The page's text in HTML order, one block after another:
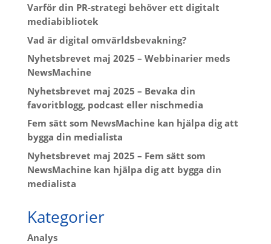
Varför din PR-strategi behöver ett digitalt
mediabibliotek
Vad är digital omvärldsbevakning?
Nyhetsbrevet maj 2025 – Webbinarier meds
NewsMachine
Nyhetsbrevet maj 2025 – Bevaka din
favoritblogg, podcast eller nischmedia
Fem sätt som NewsMachine kan hjälpa dig att
bygga din medialista
Nyhetsbrevet maj 2025 – Fem sätt som
NewsMachine kan hjälpa dig att bygga din
medialista
Kategorier
Analys